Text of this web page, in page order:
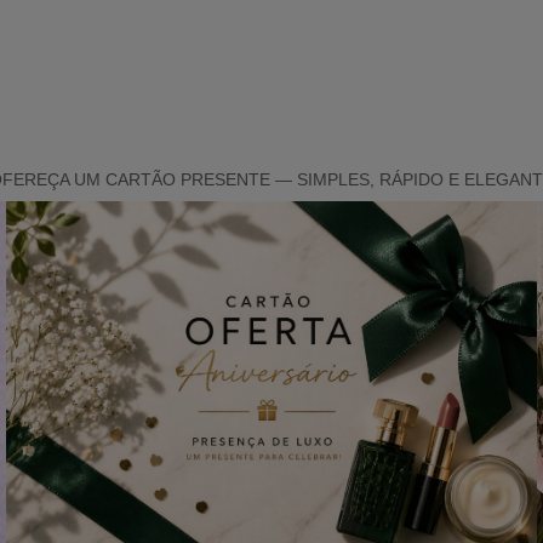
UM CARTÃO PRESENTE — SIMPLES, RÁPIDO E